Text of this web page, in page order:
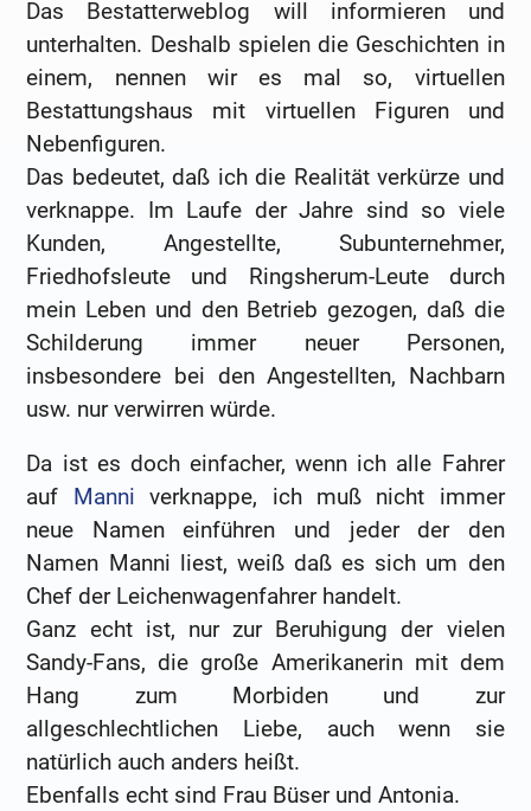
Das Bestatterweblog will informieren und
unterhalten. Deshalb spielen die Geschichten in
einem, nennen wir es mal so, virtuellen
Bestattungshaus mit virtuellen Figuren und
Nebenfiguren.
Das bedeutet, daß ich die Realität verkürze und
verknappe. Im Laufe der Jahre sind so viele
Kunden, Angestellte, Subunternehmer,
Friedhofsleute und Ringsherum-Leute durch
mein Leben und den Betrieb gezogen, daß die
Schilderung immer neuer Personen,
insbesondere bei den Angestellten, Nachbarn
usw. nur verwirren würde.
Da ist es doch einfacher, wenn ich alle Fahrer
auf Manni verknappe, ich muß nicht immer
neue Namen einführen und jeder der den
Namen Manni liest, weiß daß es sich um den
Chef der Leichenwagenfahrer handelt.
Ganz echt ist, nur zur Beruhigung der vielen
Sandy-Fans, die große Amerikanerin mit dem
Hang zum Morbiden und zur
allgeschlechtlichen Liebe, auch wenn sie
natürlich auch anders heißt.
Ebenfalls echt sind Frau Büser und Antonia.